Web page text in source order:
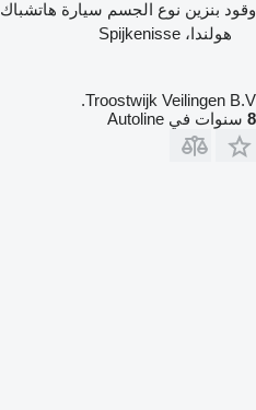
وقود بنزين نوع الجسم سيارة هاتشباك
هولندا، Spijkenisse
Troostwijk Veilingen B.V.
8 سنوات في Autoline